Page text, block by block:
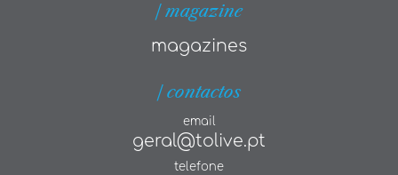
| magazine
magazines
| contactos
email
geral@tolive.pt
telefone